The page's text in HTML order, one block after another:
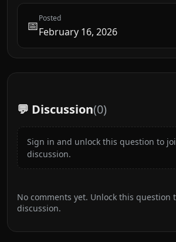
📅Posted
February 16, 2026
💬 Discussion(0)
Sign in and unlock this question to
discussion.
No comments yet. Unlock this question
discussion.